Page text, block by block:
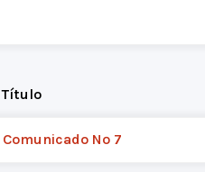
Título
Comunicado Nº 7